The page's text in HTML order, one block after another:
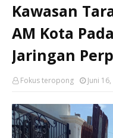
Kawasan
AM Kota
Jaringan
Fokus teropong Juni